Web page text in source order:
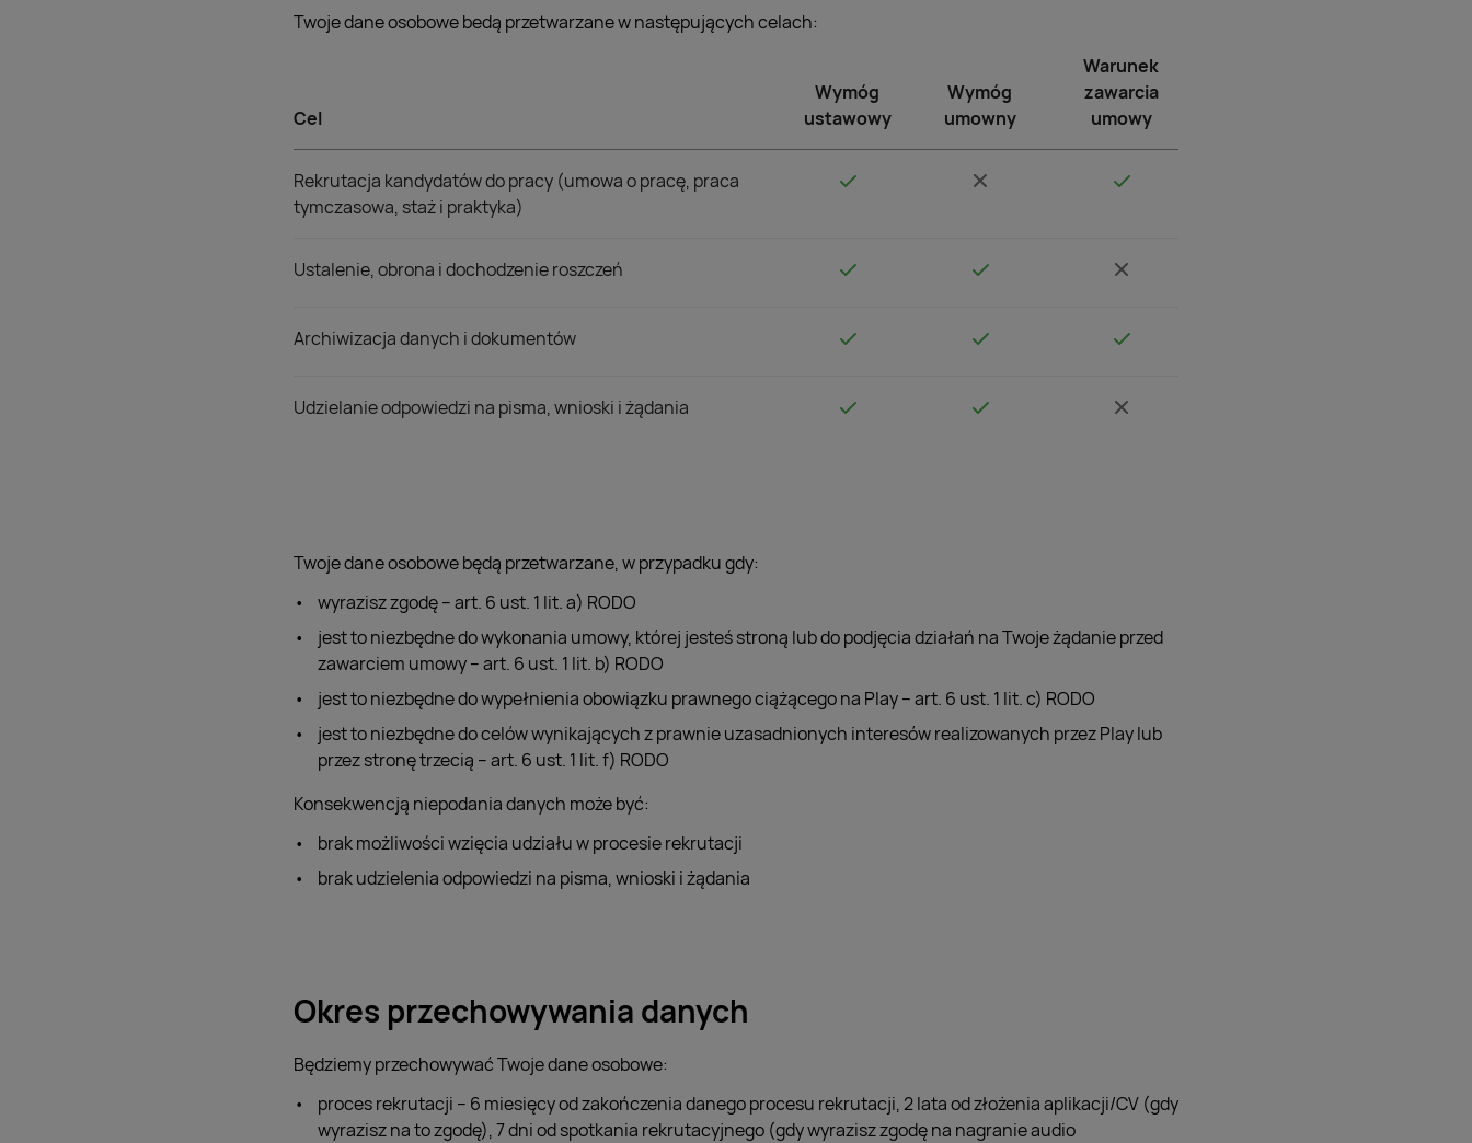
Twoje dane osobowe bedą przetwarzane w następujących celach:
Cel
Wymóg
ustawowy
Wymóg
umowny
Warunek
zawarcia
umowy
Rekrutacja kandydatów do pracy (umowa o pracę, praca
tymczasowa, staż i praktyka)
Ustalenie, obrona i dochodzenie roszczeń
Archiwizacja danych i dokumentów
Udzielanie odpowiedzi na pisma, wnioski i żądania
Twoje dane osobowe będą przetwarzane, w przypadku gdy:
wyrazisz zgodę – art. 6 ust. 1 lit. a) RODO
jest to niezbędne do wykonania umowy, której jesteś stroną lub do podjęcia działań na Twoje żądanie przed
zawarciem umowy – art. 6 ust. 1 lit. b) RODO
jest to niezbędne do wypełnienia obowiązku prawnego ciążącego na Play – art. 6 ust. 1 lit. c) RODO
jest to niezbędne do celów wynikających z prawnie uzasadnionych interesów realizowanych przez Play lub
przez stronę trzecią – art. 6 ust. 1 lit. f) RODO
Konsekwencją niepodania danych może być:
brak możliwości wzięcia udziału w procesie rekrutacji
brak udzielenia odpowiedzi na pisma, wnioski i żądania
Okres przechowywania danych
Będziemy przechowywać Twoje dane osobowe:
proces rekrutacji – 6 miesięcy od zakończenia danego procesu rekrutacji, 2 lata od złożenia aplikacji/CV (gdy
wyrazisz na to zgodę), 7 dni od spotkania rekrutacyjnego (gdy wyrazisz zgodę na nagranie audio